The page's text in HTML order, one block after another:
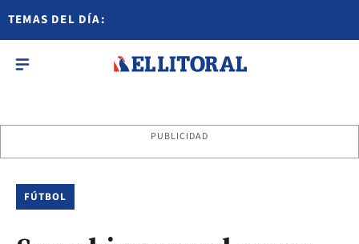
TEMAS DEL DÍA:
PUBLICIDAD
FÚTBOL